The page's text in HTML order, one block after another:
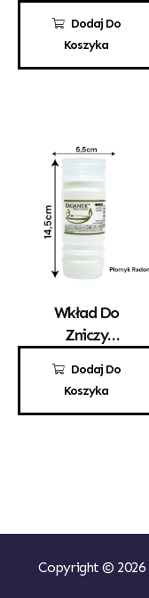
Dodaj Do
Koszyka
Max Light 7,5
9,90 zł
Dodaj Do
Koszyka
Wkład Do
Zniczy
Kaganek 3
3,70 zł
Copyright © 2026